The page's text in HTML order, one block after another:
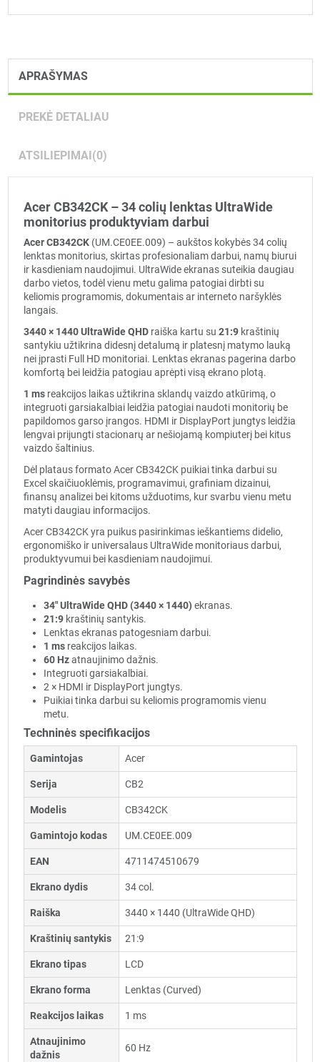
APRAŠYMAS
PREKĖ DETALIAU
ATSILIEPIMAI(0)
Acer CB342CK – 34 colių lenktas UltraWide
monitorius produktyviam darbui
Acer CB342CK(UM.CE0EE.009) – aukštos kokybės 34 colių
lenktas monitorius, skirtas profesionaliam darbui, namų biurui
ir kasdieniam naudojimui. UltraWide ekranas suteikia daugiau
darbo vietos, todėl vienu metu galima patogiai dirbti su
keliomis programomis, dokumentais ar interneto naršyklės
langais.
3440 × 1440 UltraWide QHDraiška kartu su 21:9kraštinių
santykiu užtikrina didesnį detalumą ir platesnį matymo lauką
nei įprasti Full HD monitoriai. Lenktas ekranas pagerina darbo
komfortą bei leidžia patogiau aprėpti visą ekrano plotą.
1 msreakcijos laikas užtikrina sklandų vaizdo atkūrimą, o
integruoti garsiakalbiai leidžia patogiai naudoti monitorių be
papildomos garso įrangos. HDMI ir DisplayPort jungtys leidžia
lengvai prijungti stacionarų ar nešiojamą kompiuterį bei kitus
vaizdo šaltinius.
Dėl plataus formato Acer CB342CK puikiai tinka darbui su
Excel skaičiuoklėmis, programavimui, grafiniam dizainui,
finansų analizei bei kitoms užduotims, kur svarbu vienu metu
matyti daugiau informacijos.
Acer CB342CK yra puikus pasirinkimas ieškantiems didelio,
ergonomiško ir universalaus UltraWide monitoriaus darbui,
produktyvumui bei kasdieniam naudojimui.
Pagrindinės savybės
34" UltraWide QHD (3440 × 1440) ekranas.
21:9kraštinių santykis.
Lenktas ekranas patogesniam darbui.
1 msreakcijos laikas.
60 Hzatnaujinimo dažnis.
Integruoti garsiakalbiai.
2 × HDMI ir DisplayPort jungtys.
Puikiai tinka darbui su keliomis programomis vienu
metu.
Techninės specifikacijos
Gamintojas Acer
Serija CB2
Modelis CB342CK
Gamintojo kodas UM.CE0EE.009
EAN 4711474510679
Ekrano dydis 34 col.
Raiška 3440 × 1440 (UltraWide QHD)
Kraštinių santykis 21:9
Ekrano tipas LCD
Ekrano forma Lenktas (Curved)
Reakcijos laikas 1 ms
Atnaujinimo
dažnis
60 Hz